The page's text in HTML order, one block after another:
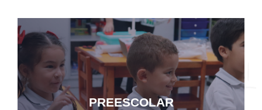
PREESCOLAR
Ver mas